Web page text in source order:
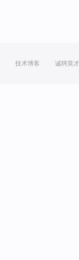
技术博客 诚聘英才